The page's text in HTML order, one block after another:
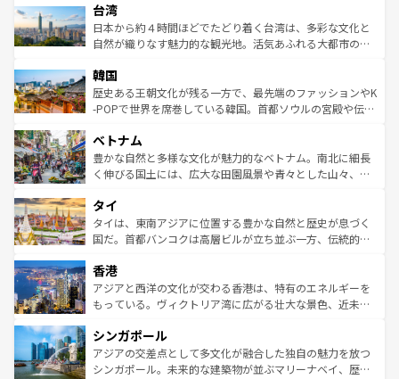
ならではの贅沢な旅のスタイルだ。 なお、新着のアメリカ
情報はコンテンツ一覧を参照してほしい。
れるおもてなしの心で訪れる人々を迎えてくれるハワイの
人々、おいしいローカルフードやハワイアンミュージッ
ク、伝統的なフラダンスなど、すべてがハワイの魅力を彩
ワイを、存分に味わってほしい。 なお、新着のハワイ情報
はコンテンツ一覧を参照してほしい。
リアリーフや大陸中央部にそびえるウルル（エアーズロッ
ク）、タスマニアの美しい原生林やケアンズの熱帯雨林な
ど、見どころがたくさん。また、カフェやワイン、オージ
いる。アクティビティも充実しており、サーフィンやダイ
ビング、ハイキングなど、アウトドア好きにはたまらな
い。オーストラリアの多彩な魅力を存分に味わいつくそ
参照してほしい。
台湾
日本から約４時間ほどでたどり着く台湾は、多彩な文化と
自然が織りなす魅力的な観光地。活気あふれる大都市の台
ン）、静ひつな山岳地帯である台湾東部など、都市の喧騒
と山間の静けさが共存しており、訪れる人に新しい発見と
驚きをもたらしてくれる。また、奥深い台湾の食文化も魅
容にもいいと評判のスイーツなど、バラエティ豊かな料理
が味わえる。 なお、新着の台湾情報は コンテンツ一覧を参
照してほしい。
韓国
歴史ある王朝文化が残る一方で、最先端のファッションやK
-POPで世界を席巻している韓国。首都ソウルの宮殿や伝統
き、地方に足を延ばせば四季折々の自然美を楽しむことが
できる。そして、キムチや焼肉、絶品のストリートフード
まで、さまざまな韓国料理が待っている。夜には、韓国な
リティに包まれながら、韓国の多彩な魅力を心ゆくまで味
わってみてほしい。 なお、新着の韓国情報はコンテンツ一
覧を参照してほしい。
ベトナム
豊かな自然と多様な文化が魅力的なベトナム。南北に細長
く伸びる国土には、広大な田園風景や青々とした山々、世
急速な発展と共に伝統が息づく。ハノイの古い町並みやホ
ーチミン市のフランス統治時代の建物も、独特の雰囲気を
醸し出している。また、バラエティの豊かさとおいしさで
とつ。フォーやバインミー、ベトナムコーヒーなどは、ぜ
ひ現地で味わいたい。どの地域を訪れてもあたたかい人々
が旅行者を迎えてくれるので、きっと忘れられない旅にな
参照してほしい。
タイ
タイは、東南アジアに位置する豊かな自然と歴史が息づく
国だ。首都バンコクは高層ビルが立ち並ぶ一方、伝統的な
の活気が交差している。北部ではチェンマイなどの山岳地
帯で自然と触れ合い、南部ではプーケットやクラビの美し
いビーチでリゾート気分を楽しむことができる。タイ料理
激する。気候は一年中温暖で、どの季節にも異なる楽しみ
が待っている。親しみやすいタイの人々、仏教を中心とし
た文化、そして多様な観光資源が、訪れる旅人を魅了し続
香港
アジアと西洋の文化が交わる香港は、特有のエネルギーを
もっている。ヴィクトリア湾に広がる壮大な景色、近未来
み、どこを訪れても感動するはず。観光スポットが密集し
ており、効率よく見どころを回れるのも魅力。息をのむよ
うな絶景から文化的な体験まで、香港を存分に楽しみ尽く
シンガポール
アジアの交差点として多文化が融合した独自の魅力を放つ
シンガポール。未来的な建築物が並ぶマリーナベイ、歴史